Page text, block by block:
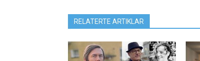
RELATERTE ARTIKLAR